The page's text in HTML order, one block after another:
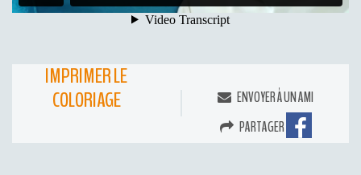
IMPRIMER LE
COLORIAGE
ENVOYER À UN AMI
PARTAGER